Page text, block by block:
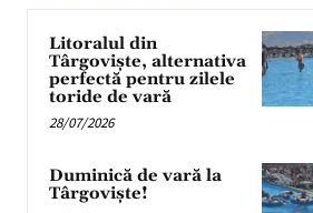
Litoralul din
Târgoviște, alternativa
perfectă pentru zilele
toride de vară
28/07/2026
Duminică de vară la
Târgoviște!